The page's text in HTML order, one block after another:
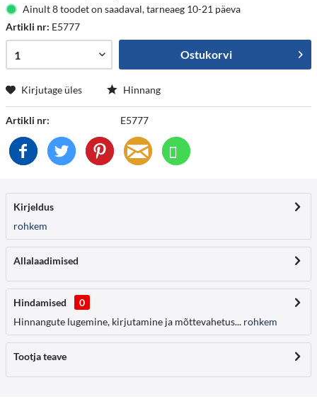
Ainult 8 toodet on saadaval, tarneaeg 10-21 päeva
Artikli nr: E5777
Ostukorvi
Kirjutage üles Hinnang
Artikli nr: E5777
Kirjeldus
rohkem
Allalaadimised
Hindamised
0
Hinnangute lugemine, kirjutamine ja mõttevahetus... rohkem
Tootja teave